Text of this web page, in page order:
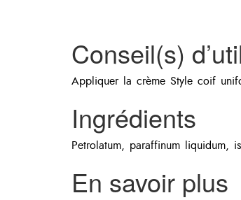
Conseil(s)
Appliquer la crème Style coif
Ingrédients
Petrolatum, paraffinum liquidum,
En savoir plus